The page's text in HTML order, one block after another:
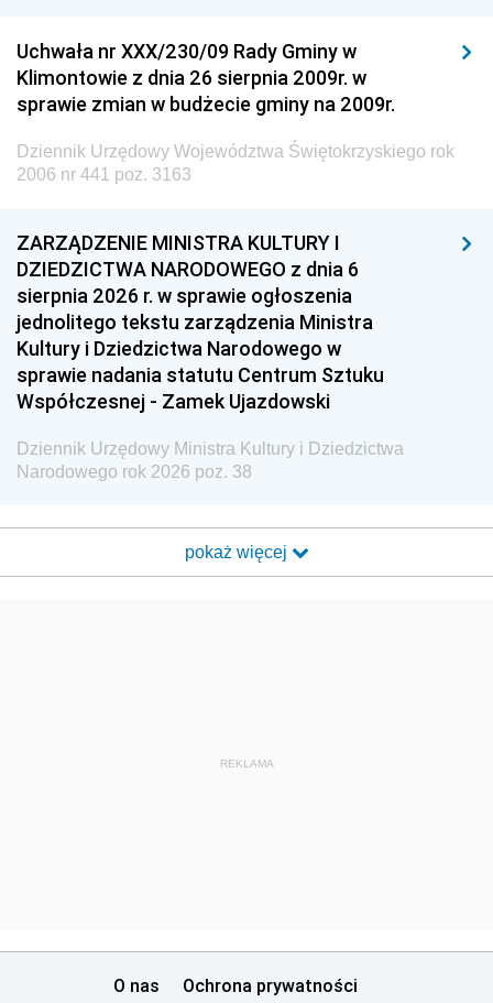
Uchwała nr XXX/230/09 Rady Gminy w
Klimontowie z dnia 26 sierpnia 2009r. w
sprawie zmian w budżecie gminy na 2009r.
Dziennik Urzędowy Województwa Świętokrzyskiego rok
2006 nr 441 poz. 3163
ZARZĄDZENIE MINISTRA KULTURY I
DZIEDZICTWA NARODOWEGO z dnia 6
sierpnia 2026 r. w sprawie ogłoszenia
jednolitego tekstu zarządzenia Ministra
Kultury i Dziedzictwa Narodowego w
sprawie nadania statutu Centrum Sztuku
Współczesnej - Zamek Ujazdowski
Dziennik Urzędowy Ministra Kultury i Dziedzictwa
Narodowego rok 2026 poz. 38
pokaż więcej
REKLAMA
O nas
Ochrona prywatności